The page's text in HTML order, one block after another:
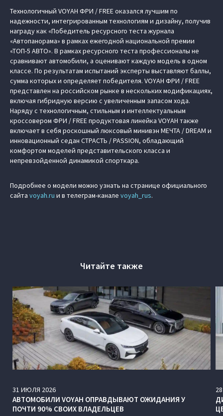
Технологичный VOYAH ФРИ / FREE оказался лучшим по
надежности, интегрированным технологиям и дизайну, получив
награду как «Победитель ресурсного теста журнала
«Автопанорама» в рамках ежегодной национальной премии
«ТОП-5 АВТО». В рамках ресурсного теста профессионалы не
сравнивают автомобили, а оценивают каждую модель в одном
классе. По результатам испытаний эксперты выставляют баллы,
сумма которых и определяет победителя. VOYAH ФРИ / FREE
представлен на российском рынке в нескольких модификациях,
включая гибридную версию с увеличенным запасом хода.
Наряду с технологичным, стильным и интеллектуальным
кроссовером ФРИ / FREE продуктовая линейка VOYAH также
включает в себя роскошный люксовый минивэн МЕЧТА / DREAM и
инновационный седан СТРАСТЬ / PASSION, обладающий
комфортом моделей представительского класса и
непревзойденной динамикой спорткара.
Подробнее о модели можно узнать на странице официального
сайта voyah.ru и в телеграм-канале voyah_rus.
Читайте также
31 ИЮЛЯ 2026
АВТОМОБИЛИ VOYAH ОПРАВДЫВАЮТ ОЖИДАНИЯ У
ПОЧТИ 90% СВОИХ ВЛАДЕЛЬЦЕВ
28